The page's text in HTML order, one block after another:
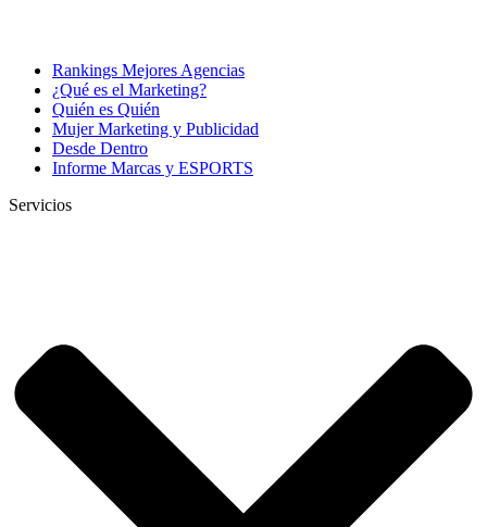
Rankings Mejores Agencias
¿Qué es el Marketing?
Quién es Quién
Mujer Marketing y Publicidad
Desde Dentro
Informe Marcas y ESPORTS
Servicios